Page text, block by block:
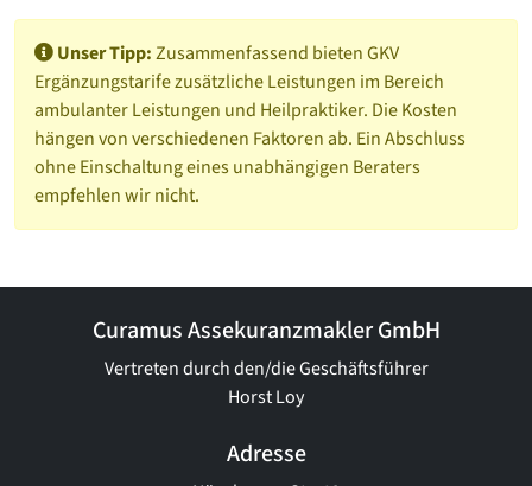
Unser Tipp:Zusammenfassend bieten GKV
Ergänzungstarife zusätzliche Leistungen im Bereich
ambulanter Leistungen und Heilpraktiker. Die Kosten
hängen von verschiedenen Faktoren ab. Ein Abschluss
ohne Einschaltung eines unabhängigen Beraters
empfehlen wir nicht.
Curamus Assekuranzmakler GmbH
Vertreten durch den/die Geschäftsführer
Horst Loy
Adresse